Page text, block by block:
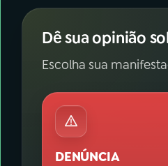
Dê sua opinião
Escolha sua
DENÚNCIA